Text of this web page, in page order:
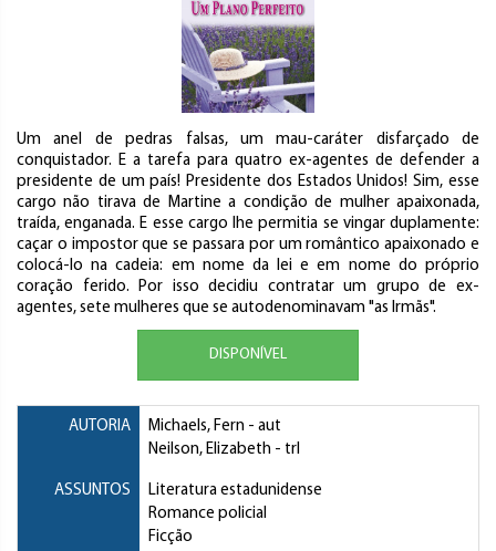
Um anel de pedras falsas, um mau-caráter disfarçado de
conquistador. E a tarefa para quatro ex-agentes de defender a
presidente de um país! Presidente dos Estados Unidos! Sim, esse
cargo não tirava de Martine a condição de mulher apaixonada,
traída, enganada. E esse cargo lhe permitia se vingar duplamente:
caçar o impostor que se passara por um romântico apaixonado e
colocá-lo na cadeia: em nome da lei e em nome do próprio
coração ferido. Por isso decidiu contratar um grupo de ex-
agentes, sete mulheres que se autodenominavam "as Irmãs".
DISPONÍVEL
AUTORIA Michaels, Fern - aut
Neilson, Elizabeth - trl
ASSUNTOS
Literatura estadunidense
Romance policial
Ficção